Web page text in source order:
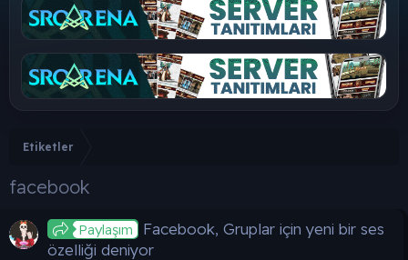
Etiketler
facebook
Paylaşım
Facebook, Gruplar için yeni bir ses
özelliği deniyor